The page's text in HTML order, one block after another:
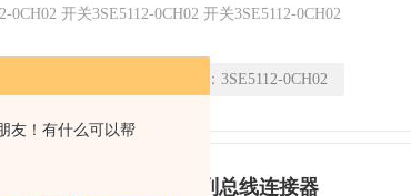
友！有什么可以帮
0CH02 开关3SE5112-0CH02 开关3SE5112-0CH02
型号： 3SE5112-0CH02
系列供应西门子6ES7系列总线连接器